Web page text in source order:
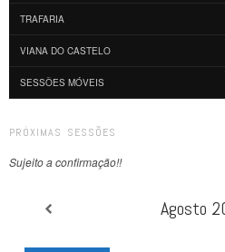
TRAFARIA
VIANA DO CASTELO
SESSÕES MÓVEIS
PRÓXIMAS SESSÕES
Sujeito a confirmação!!
Agosto